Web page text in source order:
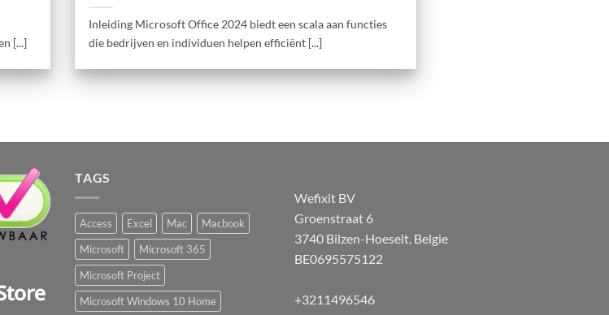
[...]
Inleiding Microsoft Office 2024 biedt een scala aan functies
die bedrijven en individuen helpen efficiënt [...]
TAGS
Access Excel Mac
Macbook
Microsoft
Microsoft 365
Microsoft Project
Microsoft Windows 10 Home
Wefixit BV
Groenstraat 6
3740 Bilzen-Hoeselt, Belgie
BE0695575122
+3211496546